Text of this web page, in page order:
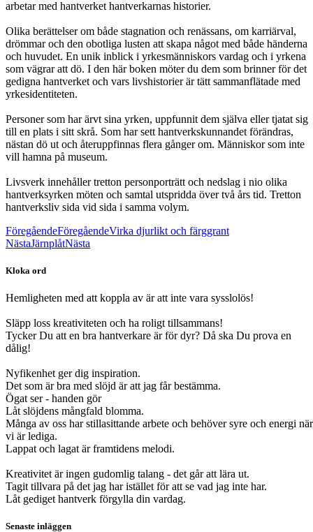
arbetar med hantverket hantverkarnas historier.
Olika berättelser om både stagnation och renässans, om karriärval,
drömmar och den obotliga lusten att skapa något med både händerna
och huvudet. En unik inblick i yrkesmänniskors vardag och i yrkena
som vägrar att dö. I den här boken möter du dem som brinner för det
gedigna hantverket och vars livshistorier är tätt sammanflätade med
yrkesidentiteten.
Personer som har ärvt sina yrken, uppfunnit dem själva eller tjatat sig
till en plats i sitt skrå. Som har sett hantverkskunnandet förändras,
nästan dö ut och återuppfinnas flera gånger om. Människor som inte
vill hamna på museum.
Livsverk innehåller tretton personporträtt och nedslag i nio olika
hantverksyrken möten och samtal utspridda över två års tid. Tretton
hantverksliv sida vid sida i samma volym.
FöregåendeFöregåendeVirka djurlikt och färggrant
NästaJärnplåtNästa
Kloka ord
Hemligheten med att koppla av är att inte vara sysslolös!
Släpp loss kreativiteten och ha roligt tillsammans!
Tycker Du att en bra hantverkare är för dyr? Då ska Du prova en
dålig!
Nyfikenhet ger dig inspiration.
Det som är bra med slöjd är att jag får bestämma.
Ögat ser - handen gör
Låt slöjdens mångfald blomma.
Många av oss har stillasittande arbete och behöver syre och energi när
vi är lediga.
Lappat och lagat är framtidens melodi.
Kreativitet är ingen gudomlig talang - det går att lära ut.
Tagit tillvara på det jag har istället för att se vad jag inte har.
Låt gediget hantverk förgylla din vardag.
Senaste inläggen